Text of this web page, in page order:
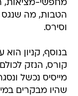
מחפשי-מציאות,
הטבות, מה שנגס
וסירס.
בנוסף, קניון
קורס, הנזק
מייסיס נכשל
שהיו מבקרים